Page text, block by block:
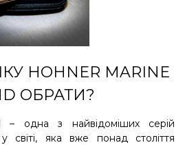
HOHNER MARINE
ОБРАТИ?
одна з найвідоміших серій
у світі, яка вже понад століття